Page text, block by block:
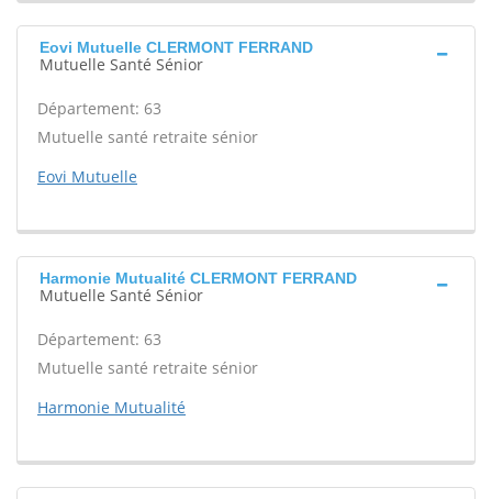
Eovi Mutuelle CLERMONT FERRAND
Mutuelle Santé Sénior
Département: 63
Mutuelle santé retraite sénior
Eovi Mutuelle
Harmonie Mutualité CLERMONT FERRAND
Mutuelle Santé Sénior
Département: 63
Mutuelle santé retraite sénior
Harmonie Mutualité